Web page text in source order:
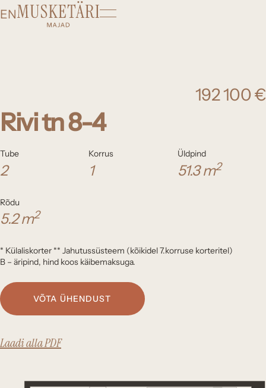
Liigu
sisu
EN
Rivi tn 8-4
192 100 €
Tube
2
Korrus
1
Üldpind
51.3 m2
Rõdu
5.2 m2
* Külaliskorter ** Jahutussüsteem (kõikidel 7.korruse korteritel)
B – äripind, hind koos käibemaksuga.
VÕTA ÜHENDUST
Laadi alla PDF